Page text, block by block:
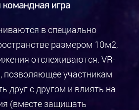
игра
в специально
размером 10м2,
отслеживаются. VR-
позволяющее участникам
друг с другом и влиять на
(вместе защищать